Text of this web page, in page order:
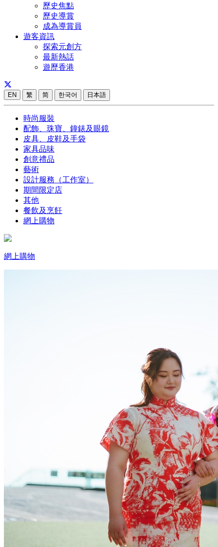
歷史焦點
歷史導賞
成為導賞員
遊客資訊
探索元創方
最新熱話
遊歷香港
EN 繁 简 한국어 日本語
時尚服裝
配飾、珠寶、鐘錶及眼鏡
皮具、皮鞋及手袋
家具品味
創意禮品
藝術
設計服務（工作室）
期間限定店
其他
餐飲及烹飪
網上購物
網上購物